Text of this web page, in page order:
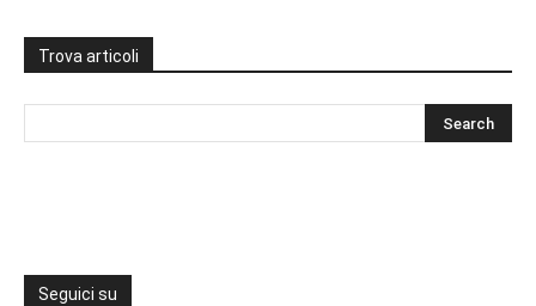
Trova articoli
Seguici su